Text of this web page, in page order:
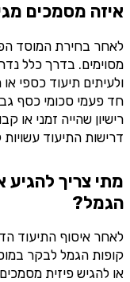
איזה מסמכים
לאחר בחירת המוסד
מסוימים. בדרך כלל
ולעיתים תיעוד כספי
חד פעמי סכומי כסף
רישיון שהייה זמני או
דרישות התיעוד
מתי צריך
הגמל?
לאחר איסוף התיעוד
קופות הגמל לבקר
או להגיש פיזית